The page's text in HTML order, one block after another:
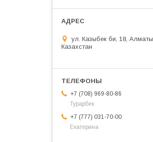
ул. Казыбек би, 18, Алматы,
Казахстан
+7 (708) 969-80-86
Турарбек
+7 (777) 031-70-00
Екатерина